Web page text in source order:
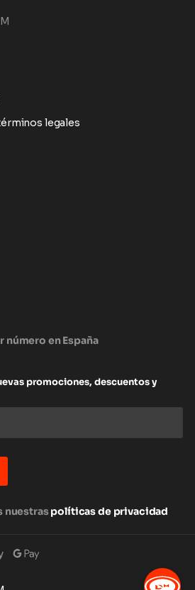
legales
en España
promociones, descuentos y
nuestraspolíticas de privacidad